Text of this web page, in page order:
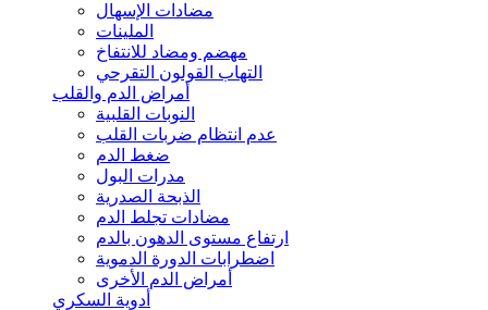
مضادات الإسهال
الملينات
مهضم ومضاد للانتفاخ
التهاب القولون التقرحي
أمراض الدم والقلب
النوبات القلبية
عدم انتظام ضربات القلب
ضغط الدم
مدرات البول
الذبحة الصدرية
مضادات تجلط الدم
ارتفاع مستوى الدهون بالدم
اضطرابات الدورة الدموية
أمراض الدم الأخرى
أدوية السكري